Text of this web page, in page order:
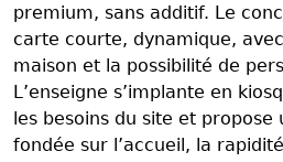
premium, sans additif. Le
carte courte, dynamique,
maison et la possibilité de
L’enseigne s’implante en
les besoins du site et propose
fondée sur l’accueil, la